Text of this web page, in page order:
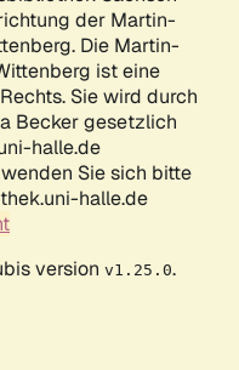
der Martin-
Die Martin-
ist eine
Sie wird durch
Becker gesetzlich
halle.de
Sie sich bitte
halle.de
version v1.25.0.